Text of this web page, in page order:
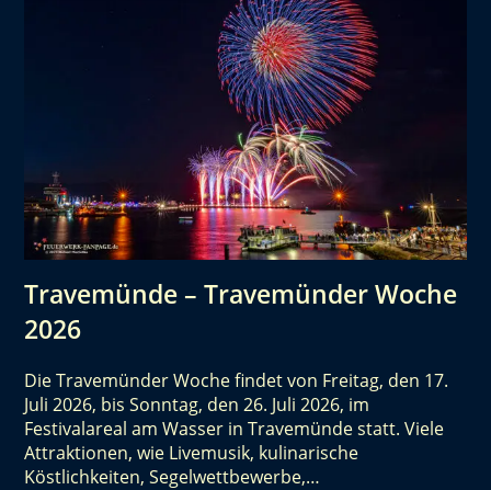
Travemünde – Travemünder Woche
2026
Die Travemünder Woche findet von Freitag, den 17.
Juli 2026, bis Sonntag, den 26. Juli 2026, im
Festivalareal am Wasser in Travemünde statt. Viele
Attraktionen, wie Livemusik, kulinarische
Köstlichkeiten, Segelwettbewerbe,…